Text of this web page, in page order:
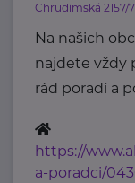
Chrudimská 2157/7
Na našich
najdete vždy
rád poradí a
https://
a-poradci/